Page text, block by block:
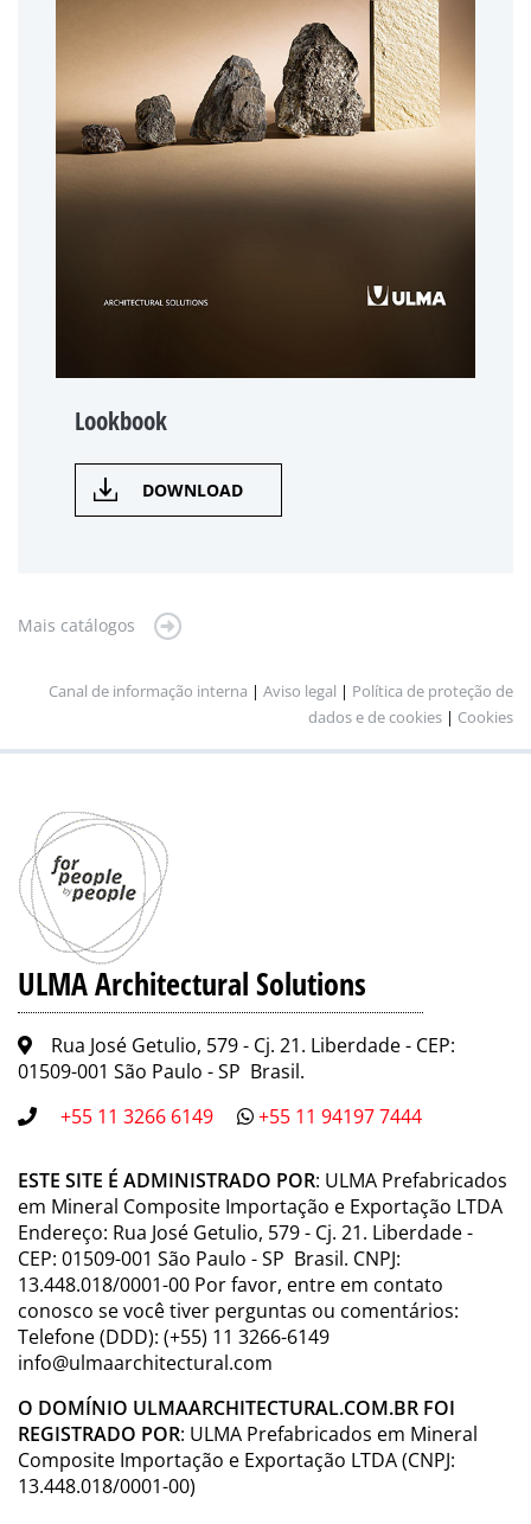
Lookbook
DOWNLOAD
Mais catálogos
Canal de informação interna | Aviso legal | Política de proteção de
dados e de cookies | Cookies
ULMA Architectural Solutions
Rua José Getulio, 579 - Cj. 21. Liberdade - CEP:
01509-001 São Paulo - SP Brasil.
+55 11 3266 6149
+55 11 94197 7444
ESTE SITE É ADMINISTRADO POR: ULMA Prefabricados
em Mineral Composite Importação e Exportação LTDA
Endereço: Rua José Getulio, 579 - Cj. 21. Liberdade -
CEP: 01509-001 São Paulo - SP Brasil. CNPJ:
13.448.018/0001-00 Por favor, entre em contato
conosco se você tiver perguntas ou comentários:
Telefone (DDD): (+55) 11 3266-6149
info@ulmaarchitectural.com
O DOMÍNIO ULMAARCHITECTURAL.COM.BR FOI
REGISTRADO POR: ULMA Prefabricados em Mineral
Composite Importação e Exportação LTDA (CNPJ:
13.448.018/0001-00)